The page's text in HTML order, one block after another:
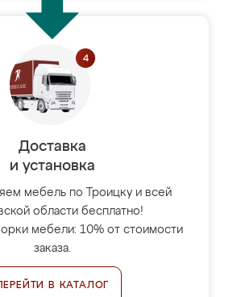
Доставка
и установка
мебель по Троицку и всей
области бесплатно!
мебели: 10% от стоимости
заказа.
В КАТАЛОГ